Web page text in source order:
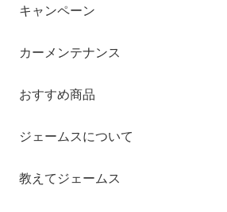
キャンペーン
カーメンテナンス
おすすめ商品
ジェームスについて
教えてジェームス